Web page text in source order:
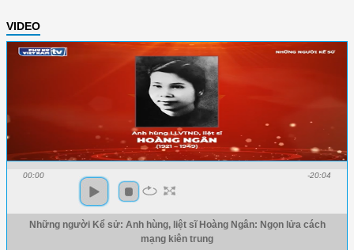
VIDEO
00:00 -20:04
Những người Kể sử: Anh hùng, liệt sĩ Hoàng Ngân: Ngọn lửa cách
mạng kiên trung